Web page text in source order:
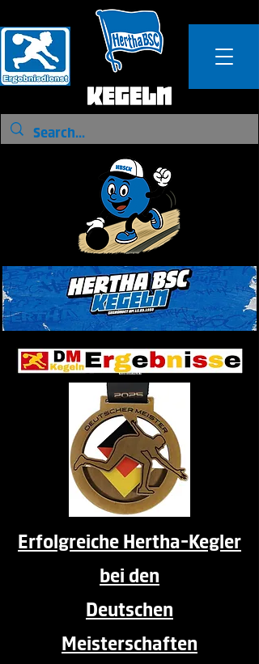
Erfolgreiche Hertha-Kegler
bei den
Deutschen
Meisterschaften